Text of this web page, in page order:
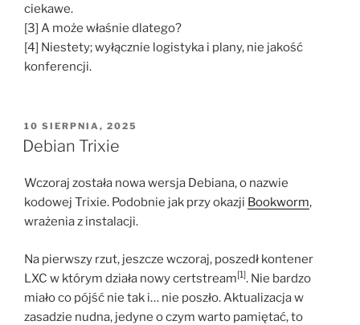
ciekawe.
[3] A może właśnie dlatego?
[4] Niestety; wyłącznie logistyka i plany, nie jakość
konferencji.
OPUBLIKOWANE
W
10 SIERPNIA, 2025
Debian Trixie
Wczoraj została nowa wersja Debiana, o nazwie
kodowej Trixie. Podobnie jak przy okazji Bookworm,
wrażenia z instalacji.
Na pierwszy rzut, jeszcze wczoraj, poszedł kontener
LXC w którym działa nowy certstream[1]. Nie bardzo
miało co pójść nie tak i… nie poszło. Aktualizacja w
zasadzie nudna, jedyne o czym warto pamiętać, to